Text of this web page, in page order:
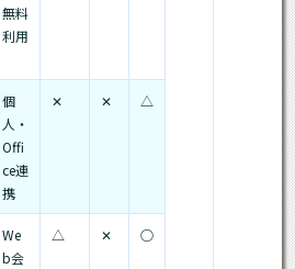
無料
利用
個
人・
Offi
ce連
携
✕ ✕ △
We
b会
△ ✕ ○